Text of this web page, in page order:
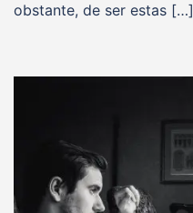
obstante, de ser estas […]